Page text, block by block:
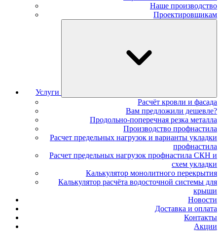
Наше производство
Проектировщикам
Услуги
Расчёт кровли и фасада
Вам предложили дешевле?
Продольно-поперечная резка металла
Производство профнастила
Расчет предельных нагрузок и варианты укладки
профнастила
Расчет предельных нагрузок профнастила СКН и
схем укладки
Калькулятор монолитного перекрытия
Калькулятор расчёта водосточной системы для
крыши
Новости
Доставка и оплата
Контакты
Акции